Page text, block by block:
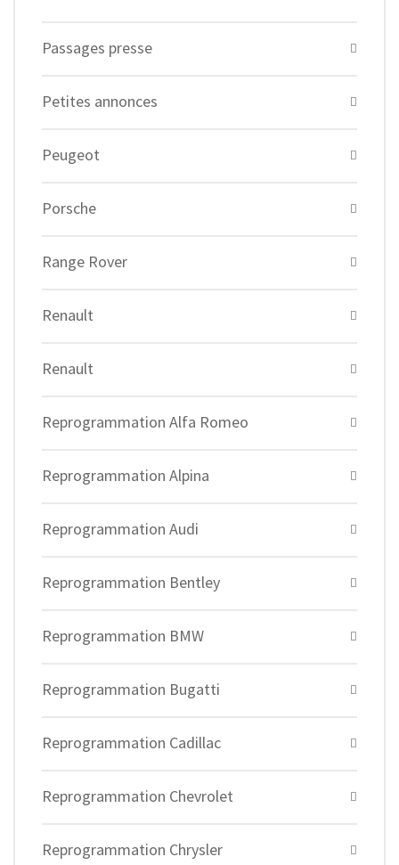
Passages presse
Petites annonces
Peugeot
Porsche
Range Rover
Renault
Renault
Reprogrammation Alfa Romeo
Reprogrammation Alpina
Reprogrammation Audi
Reprogrammation Bentley
Reprogrammation BMW
Reprogrammation Bugatti
Reprogrammation Cadillac
Reprogrammation Chevrolet
Reprogrammation Chrysler